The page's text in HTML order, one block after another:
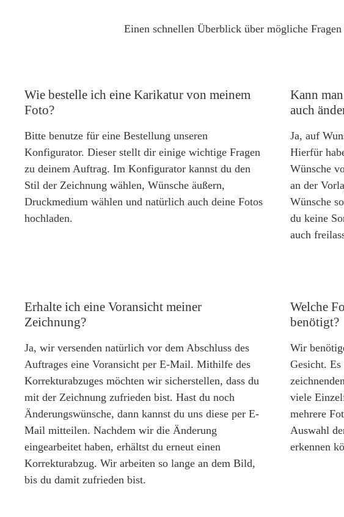
Einen schnellen Überblick über mögliche
Wie bestelle ich eine Karikatur von meinem
Foto?
Bitte benutze für eine Bestellung unseren
Konfigurator. Dieser stellt dir einige wichtige Fragen
zu deinem Auftrag. Im Konfigurator kannst du den
Stil der Zeichnung wählen, Wünsche äußern,
Druckmedium wählen und natürlich auch deine Fotos
hochladen.
Kann
auch
Ja, auf
Hierfür
Wünsche
an der
Wünsche
du keine
auch
Erhalte ich eine Voransicht meiner
Zeichnung?
Ja, wir versenden natürlich vor dem Abschluss des
Auftrages eine Voransicht per E-Mail. Mithilfe des
Korrekturabzuges möchten wir sicherstellen, dass du
mit der Zeichnung zufrieden bist. Hast du noch
Änderungswünsche, dann kannst du uns diese per E-
Mail mitteilen. Nachdem wir die Änderung
eingearbeitet haben, erhältst du erneut einen
Korrekturabzug. Wir arbeiten so lange an dem Bild,
bis du damit zufrieden bist.
Welche
benötigt?
Wir
Gesicht.
viele
mehrere
Auswahl
erkennen